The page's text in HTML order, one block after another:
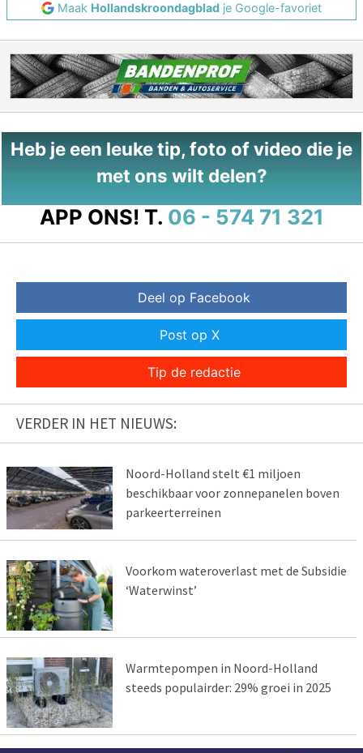
Maak Hollandskroondagblad je Google-favoriet
Heb je een leuke tip, foto of video die je
met ons wilt delen?
APP ONS! T. 06 - 574 71 321
Deel op Facebook
Post op X
Tip de redactie
VERDER IN HET NIEUWS:
Noord-Holland stelt €1 miljoen
beschikbaar voor zonnepanelen boven
parkeerterreinen
Voorkom wateroverlast met de Subsidie
‘Waterwinst’
Warmtepompen in Noord-Holland
steeds populairder: 29% groei in 2025